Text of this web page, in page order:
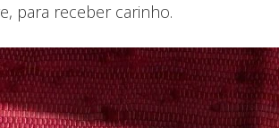
para receber carinho.